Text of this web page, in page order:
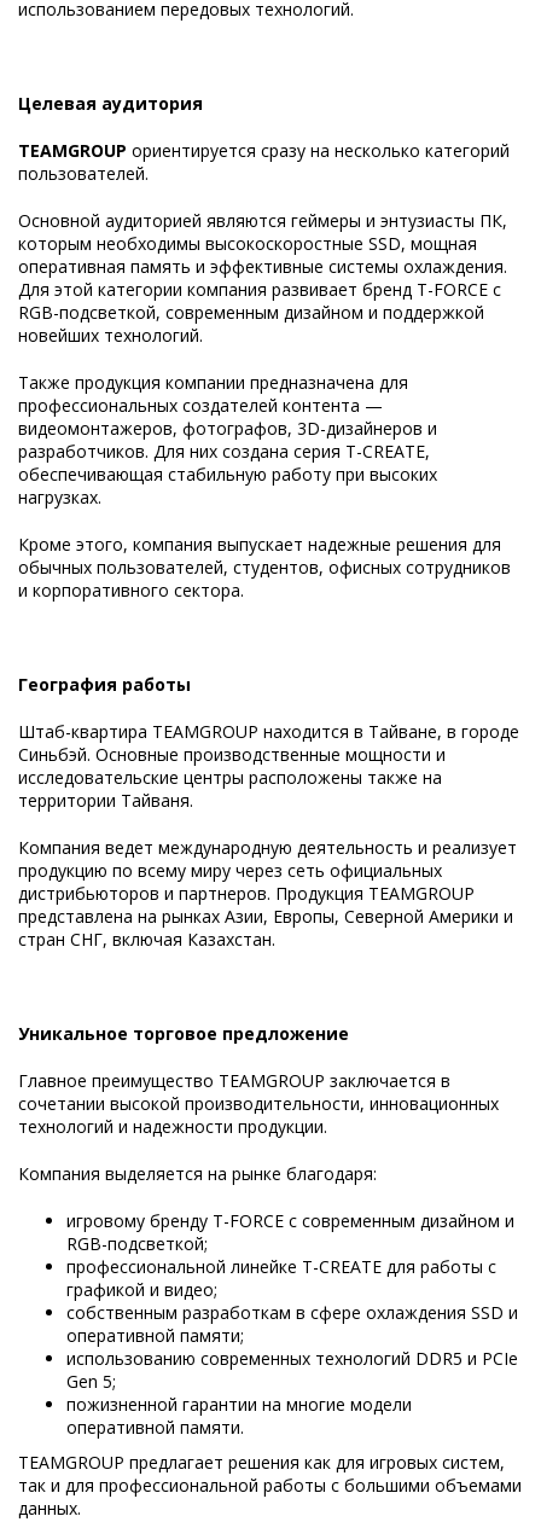
использованием передовых технологий.
Целевая аудитория
TEAMGROUP ориентируется сразу на несколько категорий
пользователей.
Основной аудиторией являются геймеры и энтузиасты ПК,
которым необходимы высокоскоростные SSD, мощная
оперативная память и эффективные системы охлаждения.
Для этой категории компания развивает бренд T-FORCE с
RGB-подсветкой, современным дизайном и поддержкой
новейших технологий.
Также продукция компании предназначена для
профессиональных создателей контента —
видеомонтажеров, фотографов, 3D-дизайнеров и
разработчиков. Для них создана серия T-CREATE,
обеспечивающая стабильную работу при высоких
нагрузках.
Кроме этого, компания выпускает надежные решения для
обычных пользователей, студентов, офисных сотрудников
и корпоративного сектора.
География работы
Штаб-квартира TEAMGROUP находится в Тайване, в городе
Синьбэй. Основные производственные мощности и
исследовательские центры расположены также на
территории Тайваня.
Компания ведет международную деятельность и реализует
продукцию по всему миру через сеть официальных
дистрибьюторов и партнеров. Продукция TEAMGROUP
представлена на рынках Азии, Европы, Северной Америки и
стран СНГ, включая Казахстан.
Уникальное торговое предложение
Главное преимущество TEAMGROUP заключается в
сочетании высокой производительности, инновационных
технологий и надежности продукции.
Компания выделяется на рынке благодаря:
игровому бренду T-FORCE с современным дизайном и
RGB-подсветкой;
профессиональной линейке T-CREATE для работы с
графикой и видео;
собственным разработкам в сфере охлаждения SSD и
оперативной памяти;
использованию современных технологий DDR5 и PCIe
Gen 5;
пожизненной гарантии на многие модели
оперативной памяти.
TEAMGROUP предлагает решения как для игровых систем,
так и для профессиональной работы с большими объемами
данных.